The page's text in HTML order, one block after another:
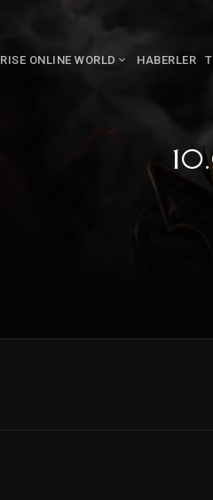
RISE ONLINE WORLD HABERLER